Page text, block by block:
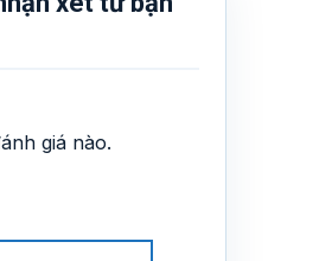
giá nào.